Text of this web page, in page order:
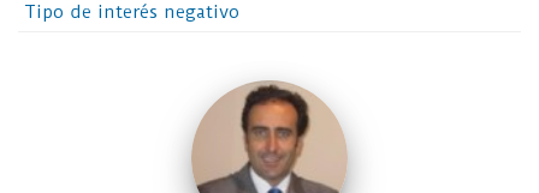
Tipo de interés negativo